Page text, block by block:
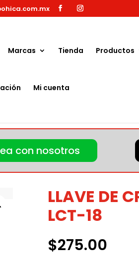
Marcas Tienda Productos
Mi cuenta
Búsqueda
con nosotros
LLAVE DE
LCT-18
$275.00